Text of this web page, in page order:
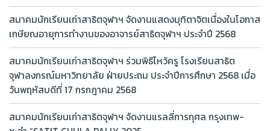
สมาคมนักเรียนเก่าสาธิตจุฬาฯ จัดงานแสดงมุทิตาจิตเนื่องในโอกาส
เกษียณอายุการทำงานของอาจารย์สาธิตจุฬาฯ ประจำปี 2568
สมาคมนักเรียนเก่าสาธิตจุฬาฯ ร่วมพิธีไหว้ครู โรงเรียนสาธิต
จุฬาลงกรณ์มหาวิทยาลัย ฝ่ายประถม ประจำปีการศึกษา 2568 เมื่อ
วันพฤหัสบดีที่ 17 กรกฎาคม 2568
สมาคมนักเรียนเก่าสาธิตจุฬาฯ จัดงานแรลลี่การกุศล กรุงเทพ-